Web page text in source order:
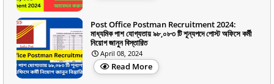
Post Office Postman Recruitment 2024:
মাধ্যমিক পাশ যোগ্যতায় ৯৮,০৮৩ টি শূন্যপদে পোস্ট অফিসে কর্মী
নিয়োগ জানুন বিস্তারিত
April 08, 2024
Read More